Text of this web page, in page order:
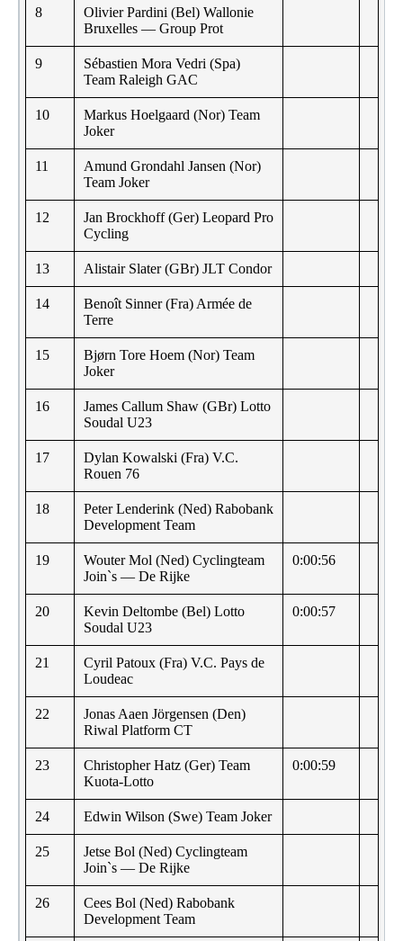
8
Olivier Pardini (Bel) Wallonie
Bruxelles — Group Prot
9
Sébastien Mora Vedri (Spa)
Team Raleigh GAC
10
Markus Hoelgaard (Nor) Team
Joker
11
Amund Grondahl Jansen (Nor)
Team Joker
12
Jan Brockhoff (Ger) Leopard Pro
Cycling
13 Alistair Slater (GBr) JLT Condor
14
Benoît Sinner (Fra) Armée de
Terre
15
Bjørn Tore Hoem (Nor) Team
Joker
16
James Callum Shaw (GBr) Lotto
Soudal U23
17
Dylan Kowalski (Fra) V.C.
Rouen 76
18
Peter Lenderink (Ned) Rabobank
Development Team
19
Wouter Mol (Ned) Cyclingteam
Join`s — De Rijke
0:00:56
20
Kevin Deltombe (Bel) Lotto
Soudal U23
0:00:57
21
Cyril Patoux (Fra) V.C. Pays de
Loudeac
22
Jonas Aaen Jörgensen (Den)
Riwal Platform CT
23
Christopher Hatz (Ger) Team
Kuota-Lotto
0:00:59
24 Edwin Wilson (Swe) Team Joker
25
Jetse Bol (Ned) Cyclingteam
Join`s — De Rijke
26
Cees Bol (Ned) Rabobank
Development Team